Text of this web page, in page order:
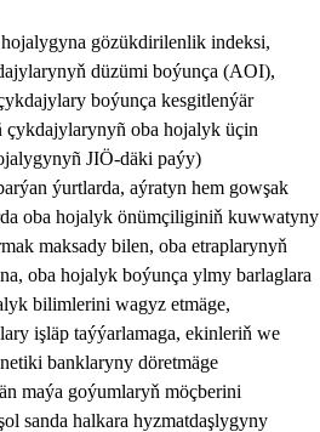
gözükdirilenlik indeksi,
düzümi boýunça (AOI),
boýunça kesgitlenýär
çykdajylarynyñ oba hojalyk üçin
JIÖ-däki paýy)
ýurtlarda, aýratyn hem gowşak
oba hojalyk önümçiliginiň kuwwatyny
maksady bilen, oba etraplarynyň
oba hojalyk boýunça ylmy barlaglara
bilimlerini wagyz etmäge,
işläp taýýarlamaga, ekinleriň we
banklaryny döretmäge
maýa goýumlaryň möçberini
sanda halkara hyzmatdaşlygyny